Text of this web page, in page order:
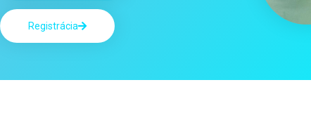
Registrácia